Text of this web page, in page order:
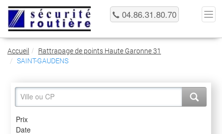
04.86.31.80.70
Accueil
Rattrapage de points Haute Garonne 31
SAINT-GAUDENS